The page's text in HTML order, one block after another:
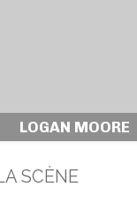
LOGAN MOORE
SCÈNE